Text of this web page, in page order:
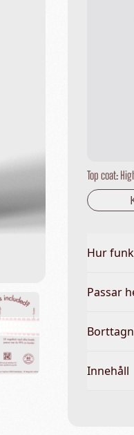
Top coat:
Hur
Passar
Innehåll